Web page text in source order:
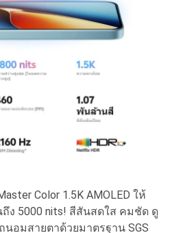
Color 1.5K AMOLED ให้
ง 5000 nits! สีสันสดใส คมชัด ดู
อมสายตาด้วยมาตรฐาน SGS